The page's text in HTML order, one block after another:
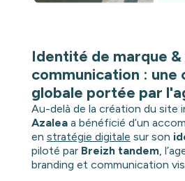
Identité de marque
communication : une
globale portée par
Au-delà de la création du site
Azaleaa bénéficié d’un
en stratégie digitale sur son
piloté par Breizh tandem,
branding et communication